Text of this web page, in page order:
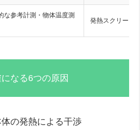
な参考計測・物体温度測
発熱スクリーニ
なる6つの原因
の発熱による干渉